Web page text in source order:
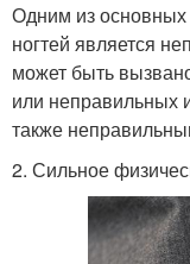
Одним из
ногтей является
может быть
или неправильных
также
2. Сильное